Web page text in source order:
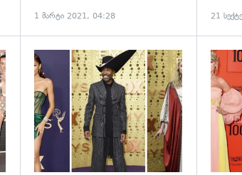
1 მარტი 2021, 04:28 21